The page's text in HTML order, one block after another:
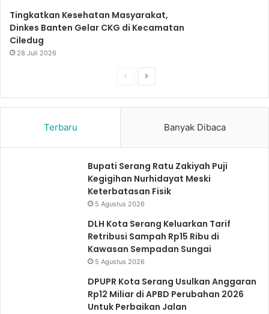
Tingkatkan Kesehatan Masyarakat,
Dinkes Banten Gelar CKG di Kecamatan
Ciledug
28 Juli 2026
b
m
n
a
l
u
t
y
a
Terbaru Banyak Dibaca
Bupati Serang Ratu Zakiyah Puji
Kegigihan Nurhidayat Meski
Keterbatasan Fisik
5 Agustus 2026
DLH Kota Serang Keluarkan Tarif
Retribusi Sampah Rp15 Ribu di
Kawasan Sempadan Sungai
5 Agustus 2026
DPUPR Kota Serang Usulkan Anggaran
Rp12 Miliar di APBD Perubahan 2026
Untuk Perbaikan Jalan